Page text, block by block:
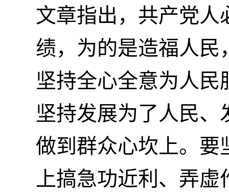
文章指出，共产党
绩，为的是造福人
坚持全心全意为人
坚持发展为了人民
做到群众心坎上。
上搞急功近利、弄